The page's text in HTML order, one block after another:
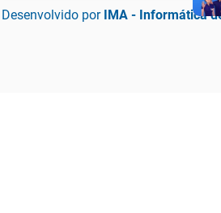
Desenvolvido por IMA - Informática